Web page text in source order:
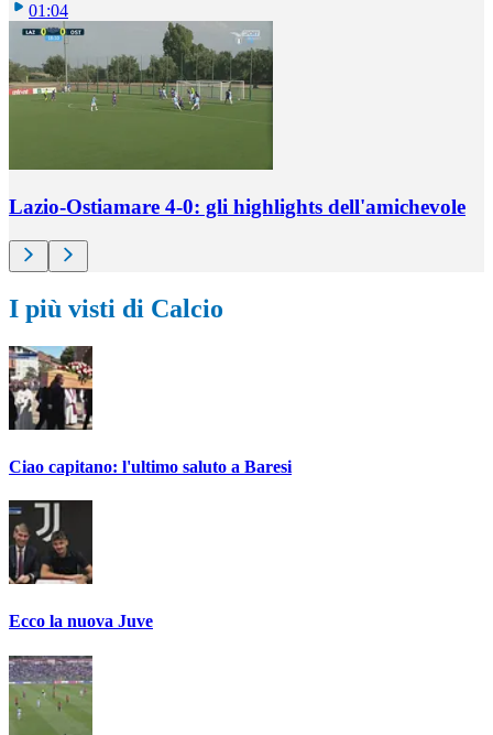
01:04
Lazio-Ostiamare 4-0: gli highlights dell'amichevole
I più visti di Calcio
Ciao capitano: l'ultimo saluto a Baresi
Ecco la nuova Juve